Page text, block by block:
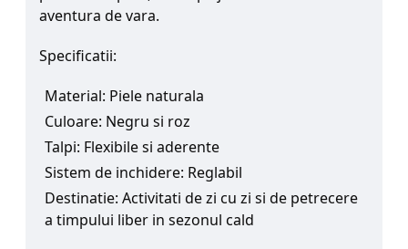
aventura de vara.
Specificatii:
Material: Piele naturala
Culoare: Negru si roz
Talpi: Flexibile si aderente
Sistem de inchidere: Reglabil
Destinatie: Activitati de zi cu zi si de petrecere
a timpului liber in sezonul cald